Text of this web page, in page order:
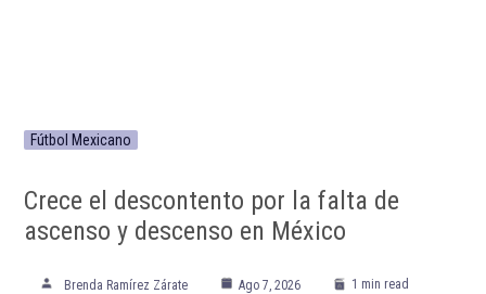
Fútbol Mexicano
Crece el descontento por la falta de
ascenso y descenso en México
Brenda Ramírez Zárate Ago 7, 2026 1 min read